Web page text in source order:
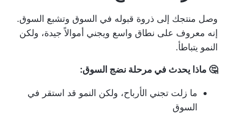
وصل منتجك إلى ذروة قبوله في السوق وتشبع السوق.
إنه معروف على نطاق واسع ويجني أموالاً جيدة، ولكن
النمو يتباطأ.
🤔 ماذا يحدث في مرحلة نضج السوق:
ما زلت تجني الأرباح، ولكن النمو قد استقر في
السوق